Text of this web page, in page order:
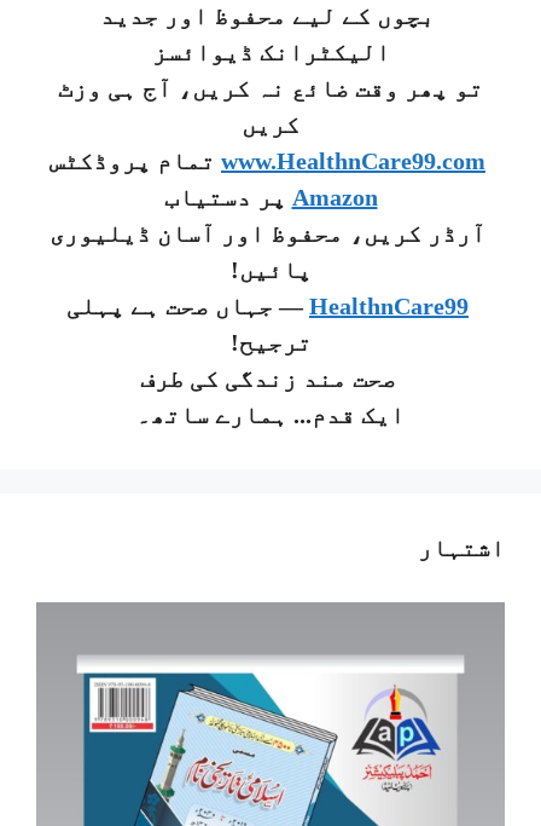
بچوں کے لیے محفوظ اور جدید
الیکٹرانک ڈیوائسز
تو پھر وقت ضائع نہ کریں، آج ہی وزٹ
کریں
www.HealthnCare99.com تمام پروڈکٹس
Amazon پر دستیاب
آرڈر کریں، محفوظ اور آسان ڈیلیوری
پائیں!
HealthnCare99— جہاں صحت ہے پہلی
ترجیح!
صحت مند زندگی کی طرف
ایک قدم... ہمارے ساتھ۔
اشتہار